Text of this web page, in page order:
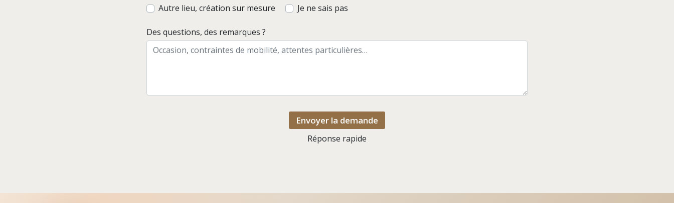
Autre lieu, création sur mesure
Je ne sais pas
Des questions, des remarques ?
Envoyer la demande
Réponse rapide